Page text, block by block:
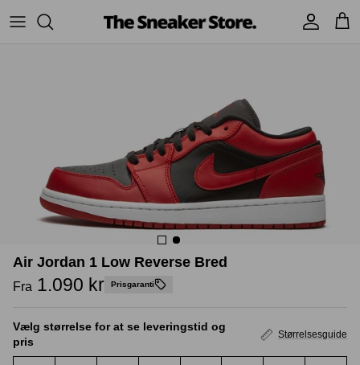
UGG
Yeezy
Jordans
Andre brands
BAPE - A Bathing Ape
TSS Collection
Accessories Sneaker boks
Air Jordan 1 Low Reverse Bred
Fra 1.090 kr Prisgaranti
Vælg størrelse for at se leveringstid og
pris
Størrelsesguide